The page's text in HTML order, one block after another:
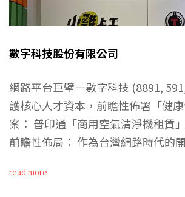
數字科技股份有限公司
網路平台巨擘—數字科技 (8891,
護核心人才資本，前瞻性佈署「健
案： 普印通「商用空氣清淨機租賃
前瞻性佈局： 作為台灣網路時代的
read more